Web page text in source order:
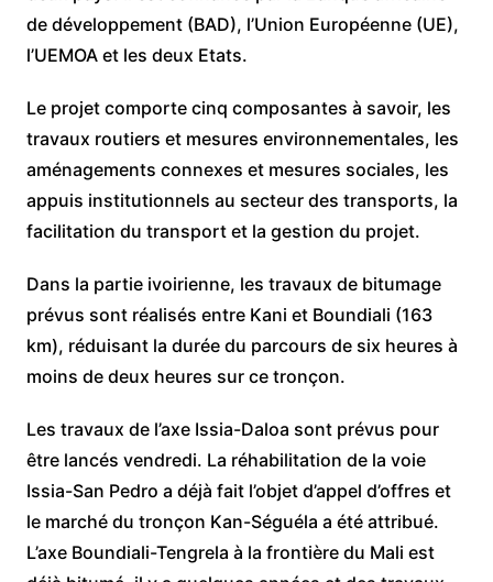
de développement (BAD), l’Union Européenne (UE),
l’UEMOA et les deux Etats.
Le projet comporte cinq composantes à savoir, les
travaux routiers et mesures environnementales, les
aménagements connexes et mesures sociales, les
appuis institutionnels au secteur des transports, la
facilitation du transport et la gestion du projet.
Dans la partie ivoirienne, les travaux de bitumage
prévus sont réalisés entre Kani et Boundiali (163
km), réduisant la durée du parcours de six heures à
moins de deux heures sur ce tronçon.
Les travaux de l’axe Issia-Daloa sont prévus pour
être lancés vendredi. La réhabilitation de la voie
Issia-San Pedro a déjà fait l’objet d’appel d’offres et
le marché du tronçon Kan-Séguéla a été attribué.
L’axe Boundiali-Tengrela à la frontière du Mali est